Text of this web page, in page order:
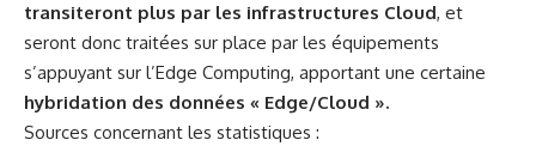
transiteront plus par les infrastructures Cloud, et
seront donc traitées sur place par les équipements
s’appuyant sur l’Edge Computing, apportant une certaine
hybridation des données « Edge/Cloud ».
Sources concernant les statistiques :